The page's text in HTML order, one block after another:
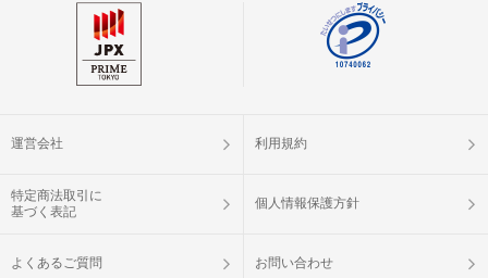
運営会社 利用規約
特定商法取引に
基づく表記
個人情報保護方針
よくあるご質問 お問い合わせ